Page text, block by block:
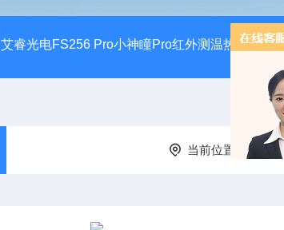
艾睿光电FS256 Pro小神瞳Pro红外测温热像仪
当前位置： 首页